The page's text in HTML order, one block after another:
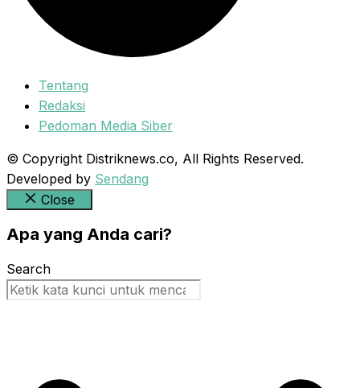
Tentang
Redaksi
Pedoman Media Siber
© Copyright Distriknews.co, All Rights Reserved.
Developed by Sendang
Close
Apa yang Anda cari?
Search